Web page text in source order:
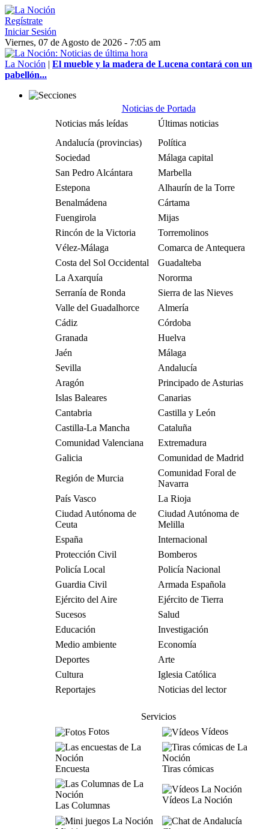
Regístrate
Iniciar Sesión
Viernes, 07 de Agosto de 2026 - 7:05 am
La Noción | El mueble y la madera de Lucena contará con un
pabellón...
Noticias de Portada
Noticias más leídas
Últimas noticias
Andalucía (provincias)
Política
Sociedad
Málaga capital
San Pedro Alcántara
Marbella
Estepona
Alhaurín de la Torre
Benalmádena
Cártama
Fuengirola
Mijas
Rincón de la Victoria
Torremolinos
Vélez-Málaga
Comarca de Antequera
Costa del Sol Occidental
Guadalteba
La Axarquía
Nororma
Serranía de Ronda
Sierra de las Nieves
Valle del Guadalhorce
Almería
Cádiz
Córdoba
Granada
Huelva
Jaén
Málaga
Sevilla
Andalucía
Aragón
Principado de Asturias
Islas Baleares
Canarias
Cantabria
Castilla y León
Castilla-La Mancha
Cataluña
Comunidad Valenciana
Extremadura
Galicia
Comunidad de Madrid
Región de Murcia
Comunidad Foral de
Navarra
País Vasco
La Rioja
Ciudad Autónoma de
Ceuta
Ciudad Autónoma de
Melilla
España
Internacional
Protección Civil
Bomberos
Policía Local
Policía Nacional
Guardia Civil
Armada Española
Ejército del Aire
Ejército de Tierra
Sucesos
Salud
Educación
Investigación
Medio ambiente
Economía
Deportes
Arte
Cultura
Iglesia Católica
Reportajes
Noticias del lector
Servicios
Fotos
Vídeos
Encuesta Tiras cómicas
Las Columnas
Vídeos La Noción